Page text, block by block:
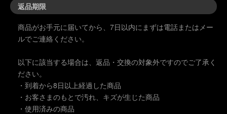
返品期限
商品がお手元に届いてから、7日以内にまずは電話またはメー
ルでご連絡ください。
以下に該当する場合は、返品・交換の対象外ですのでご了承く
ださい。
・到着から8日以上経過した商品
・お客さまのもとで汚れ、キズが生じた商品
・使用済みの商品